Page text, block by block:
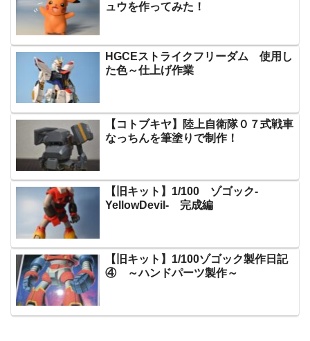
ュウを作ってみた！
HGCEストライクフリーダム 使用し
た色～仕上げ作業
【コトブキヤ】陸上自衛隊０７式戦車
なっちんを筆塗りで制作！
【旧キット】1/100 ゾゴック-
YellowDevil- 完成編
【旧キット】1/100ゾゴック製作日記
④ ～ハンドパーツ製作～